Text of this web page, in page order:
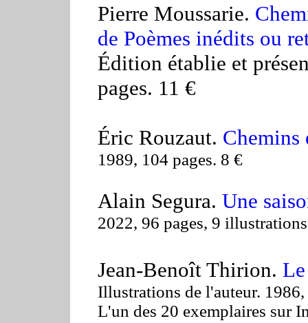
Pierre Moussarie.
de Poèmes inédits ou
Édition établie et
pages. 11 €
Éric Rouzaut. Chemins
1989, 104 pages. 8 €
Alain Segura. Une
2022, 96 pages, 9
Jean-Benoît Thirion.
Illustrations de l'auteur. 1986,
L'un des 20 exemplaires sur